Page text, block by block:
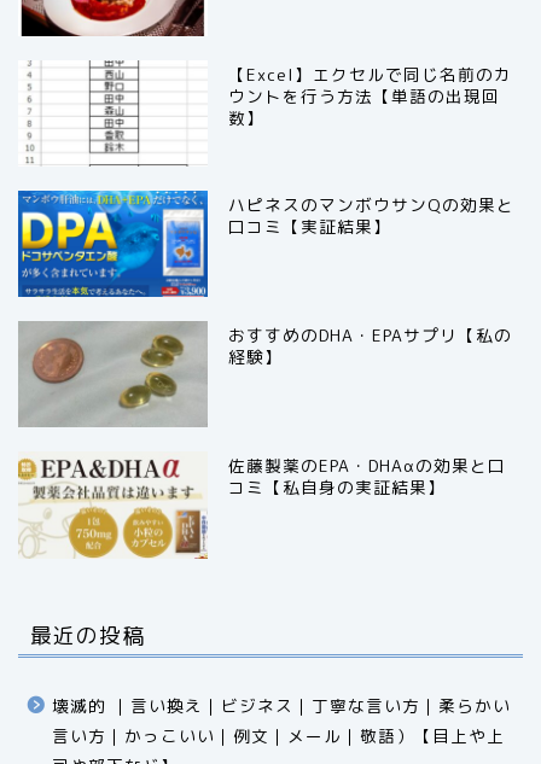
【Excel】エクセルで同じ名前のカ
ウントを行う方法【単語の出現回
数】
ハピネスのマンボウサンQの効果と
口コミ【実証結果】
おすすめのDHA・EPAサプリ【私の
経験】
佐藤製薬のEPA・DHAαの効果と口
コミ【私自身の実証結果】
最近の投稿
壊滅的 ｜言い換え｜ビジネス｜丁寧な言い方｜柔らかい
言い方｜かっこいい｜例文｜メール｜敬語）【目上や上